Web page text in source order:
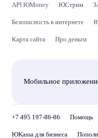
API ЮMoney ЮСтрим
Безопасность в интернете
Карта сайта Про деньги
Мобильное
+7 495 197-86-86 Помощь
ЮKassa для бизнеса